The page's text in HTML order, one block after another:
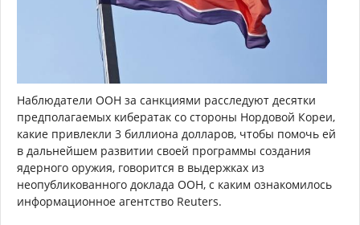
Наблюдатели ООН за санкциями расследуют десятки
предполагаемых кибератак со стороны Нордовой Кореи,
какие привлекли 3 биллиона долларов, чтобы помочь ей
в дальнейшем развитии своей программы создания
ядерного оружия, говорится в выдержках из
неопубликованного доклада ООН, с каким ознакомилось
информационное агентство Reuters.